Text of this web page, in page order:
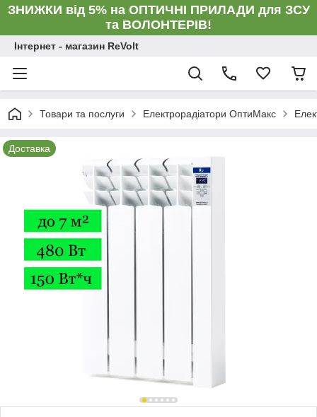
ЗНИЖКИ від 5% на ОПТИЧНІ ПРИЛАДИ для ЗСУ
та ВОЛОНТЕРІВ!
Інтернет - магазин ReVolt
Товари та послуги Електрорадіатори ОптиМакс
Доставка